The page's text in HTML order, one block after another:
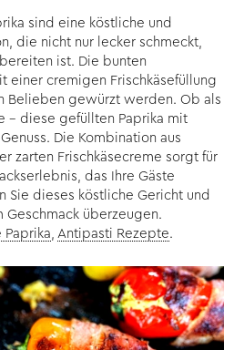
sind eine köstliche und
die nicht nur lecker schmeckt,
ist. Die bunten
einer cremigen Frischkäsefüllung
Belieben gewürzt werden. Ob als
– diese gefüllten Paprika mit
Die Kombination aus
zarten Frischkäsecreme sorgt für
das Ihre Gäste
Sie dieses köstliche Gericht und
Geschmack überzeugen.
Paprika Antipasti Rezepte.